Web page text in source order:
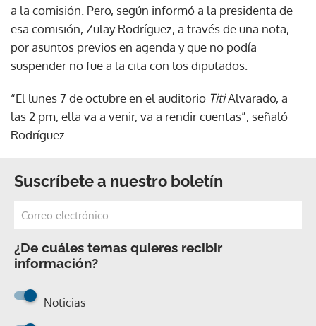
a la comisión. Pero, según informó a la presidenta de
esa comisión, Zulay Rodríguez, a través de una nota,
por asuntos previos en agenda y que no podía
suspender no fue a la cita con los diputados.
“El lunes 7 de octubre en el auditorio TitiAlvarado, a
las 2 pm, ella va a venir, va a rendir cuentas”, señaló
Rodríguez.
Suscríbete a nuestro boletín
¿De cuáles temas quieres recibir
información?
Noticias